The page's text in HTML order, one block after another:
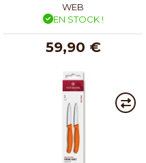
WEB
EN STOCK !
59,90 €